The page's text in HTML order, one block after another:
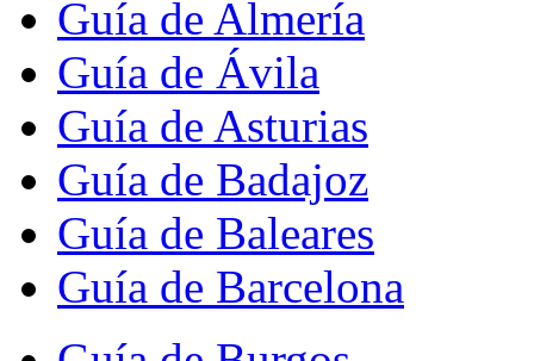
Guía de Almería
Guía de Ávila
Guía de Asturias
Guía de Badajoz
Guía de Baleares
Guía de Barcelona